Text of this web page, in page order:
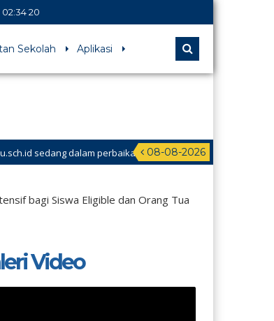
02:34 21
Sekolah Aplikasi
08-08-2026
dalam perbaikan
bagi Siswa Eligible dan Orang Tua
Video